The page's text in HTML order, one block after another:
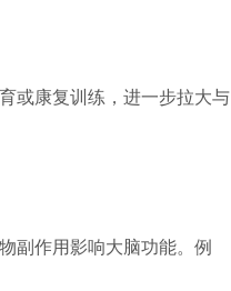
或康复训练，进一步拉大与
副作用影响大脑功能。例